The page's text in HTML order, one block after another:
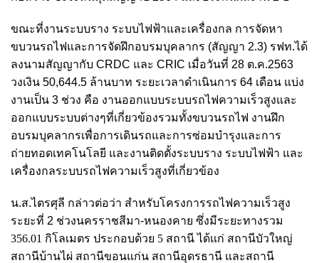
ขณะที่งานระบบราง ระบบไฟฟ้าและเครื่องกล การจัดหา
ขบวนรถไฟและการจัดฝึกอบรมบุคลากร (สัญญา 2.3) รฟท.ได้
ลงนามสัญญากับ CRDC และ CRIC เมื่อวันที่ 28 ต.ค.2563
วงเงิน 50,644.5 ล้านบาท ระยะเวลาดำเนินการ 64 เดือน แบ่ง
งานเป็น 3 ช่วง คือ งานออกแบบระบบรถไฟความเร็วสูงและ
ออกแบบระบบต่างๆที่เกี่ยวข้องรวมทั้งขบวนรถไฟ งานฝึก
อบรมบุคลากรเพื่อการเดินรถและการซ่อมบำรุงและการ
ถ่ายทอดเทคโนโลยี และงานติดตั้งระบบราง ระบบไฟฟ้า และ
เครื่องกลระบบรถไฟความเร็วสูงที่เกี่ยวข้อง
น.ส.ไตรศุลี กล่าวต่อว่า สำหรับโครงการรถไฟความเร็วสูง
ระยะที่ 2 ช่วงนครราชสีมา-หนองคาย ซึ่งมีระยะทางรวม
356.01 กิโลเมตร ประกอบด้วย 5 สถานี ได้แก่ สถานีบัวใหญ่
สถานีบ้านไผ่ สถานีขอนแก่น สถานีอุดรธานี และสถานี